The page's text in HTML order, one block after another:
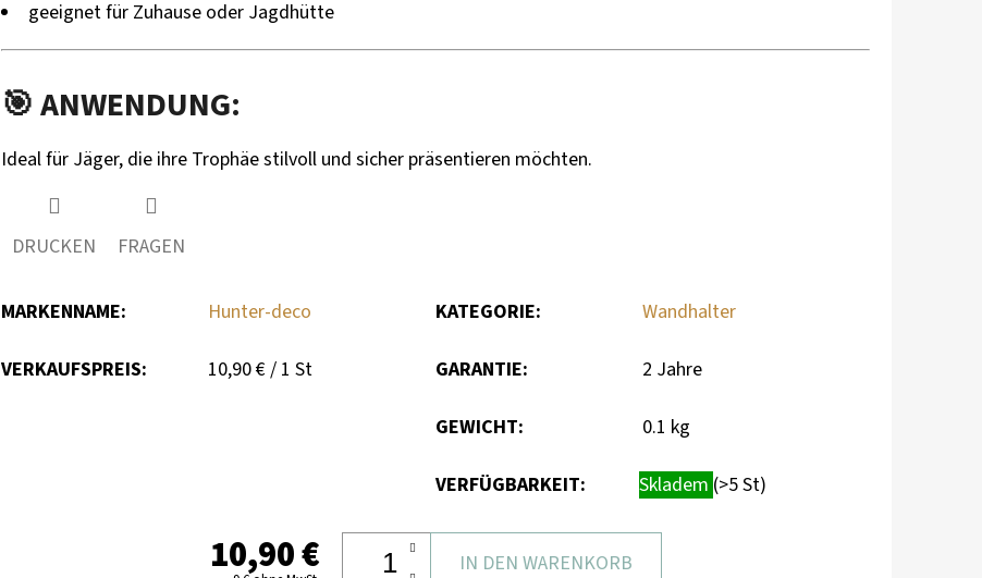
geeignet für Zuhause oder Jagdhütte
🎯 ANWENDUNG:
Ideal für Jäger, die ihre Trophäe stilvoll und sicher präsentieren möchten.
DRUCKEN FRAGEN
MARKENNAME: Hunter-deco
VERKAUFSPREIS: Verkaufspreis:
10,90 € / 1 St
KATEGORIE: Wandhalter
GARANTIE: 2 Jahre
GEWICHT: 0.1 kg
VERFÜGBARKEIT: Skladem (>5 St)
10,90 € IN DEN WARENKORB